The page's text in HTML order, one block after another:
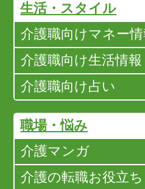
生活・スタイル
介護職向けマネー情
介護職向け生活情報
介護職向け占い
職場・悩み
介護マンガ
介護の転職お役立ち